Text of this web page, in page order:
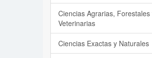
Ciencias Agrarias, Forestales
Veterinarias
Ciencias Exactas y Naturales